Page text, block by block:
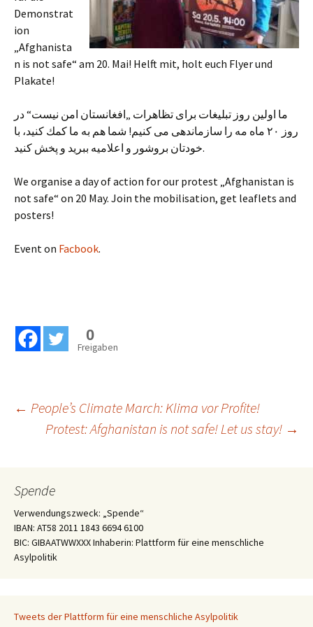
Demonstrat
ion
„Afghanista
n is not safe“ am 20. Mai! Helft mit, holt euch Flyer und
Plakate!
ما اولين روز تبليغات براى تظاهرات „افغانستان امن نيست“ در
روز ٢٠ ماه مه را سازماندهى مى كنيم! شما هم به ما كمك كنيد، با
خودتان بروشور و اعلاميه ببريد و پخش كنيد.
We organise a day of action for our protest „Afghanistan is
not safe“ on 20 May. Join the mobilisation, get leaflets and
posters!
Event on Facbook.
0
Freigaben
Beitragsnavigation
← People’s Climate March: Klima vor Profite!
Protest: Afghanistan is not safe! Let us stay! →
Spende
Verwendungszweck: „Spende“
IBAN: AT58 2011 1843 6694 6100
BIC: GIBAATWWXXX Inhaberin: Plattform für eine menschliche
Asylpolitik
Tweets der Plattform für eine menschliche Asylpolitik